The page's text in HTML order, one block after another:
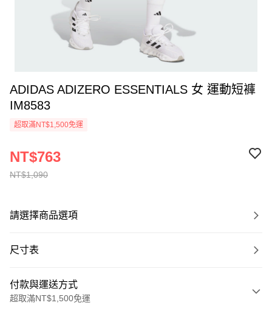
ADIDAS ADIZERO ESSENTIALS 女 運動短褲
IM8583
超取滿NT$1,500免運
NT$1,090
NT$763
請選擇商品選項
尺寸表
付款與運送方式
超取滿NT$1,500免運